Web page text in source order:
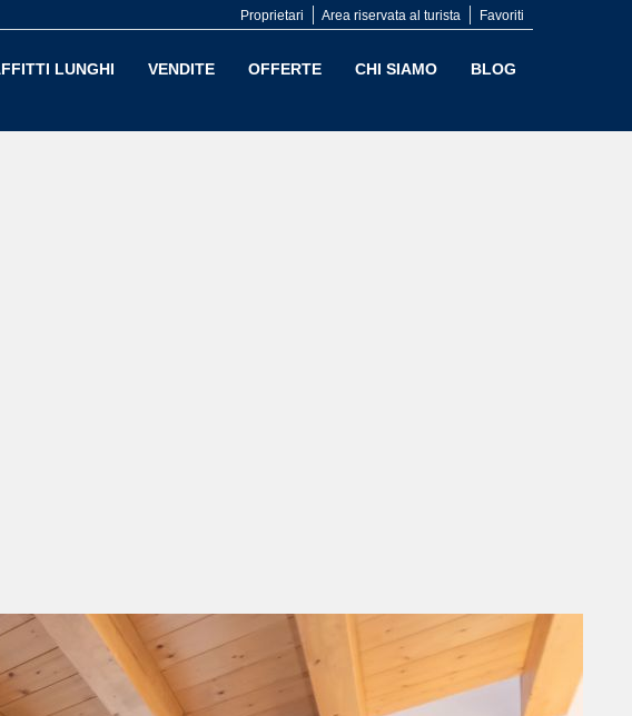
Favoriti
Area riservata al turista
Proprietari
LUNGHI VENDITE OFFERTE CHI SIAMO BLOG